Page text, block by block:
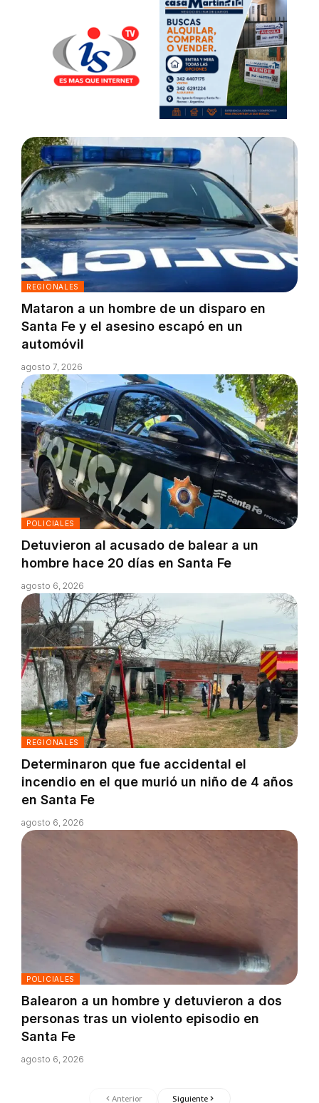
REGIONALES
Mataron a un hombre de un disparo en
Santa Fe y el asesino escapó en un
automóvil
agosto 7, 2026
POLICIALES
Detuvieron al acusado de balear a un
hombre hace 20 días en Santa Fe
agosto 6, 2026
REGIONALES
Determinaron que fue accidental el
incendio en el que murió un niño de 4 años
en Santa Fe
agosto 6, 2026
POLICIALES
Balearon a un hombre y detuvieron a dos
personas tras un violento episodio en
Santa Fe
agosto 6, 2026
Anterior Siguiente